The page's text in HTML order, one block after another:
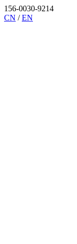
156-0030-9214
CN /EN